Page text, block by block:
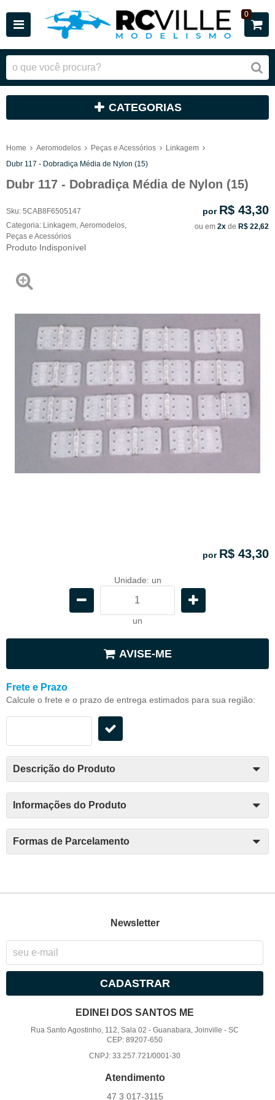
0
CATEGORIAS
Home Aeromodelos Peças e Acessórios
Linkagem
Dubr 117 - Dobradiça Média de Nylon (15)
Dubr 117 - Dobradiça Média de Nylon (15)
Sku: 5CAB8F6505147
Categoria: Linkagem Aeromodelos
Peças e Acessórios
Produto Indisponível
por R$ 43,30
ou em 2x de R$ 22,62
por R$ 43,30
Unidade: un
un
AVISE-ME
Frete e Prazo
Calcule o frete e o prazo de entrega estimados para sua região:
Descrição do Produto
Informações do Produto
Formas de Parcelamento
Newsletter
CADASTRAR
EDINEI DOS SANTOS ME
Rua Santo Agostinho, 112, Sala 02 -Guanabara, Joinville -SC
CEP: 89207-650
CNPJ: 33.257.721/0001-30
Atendimento
47 3 017-3115